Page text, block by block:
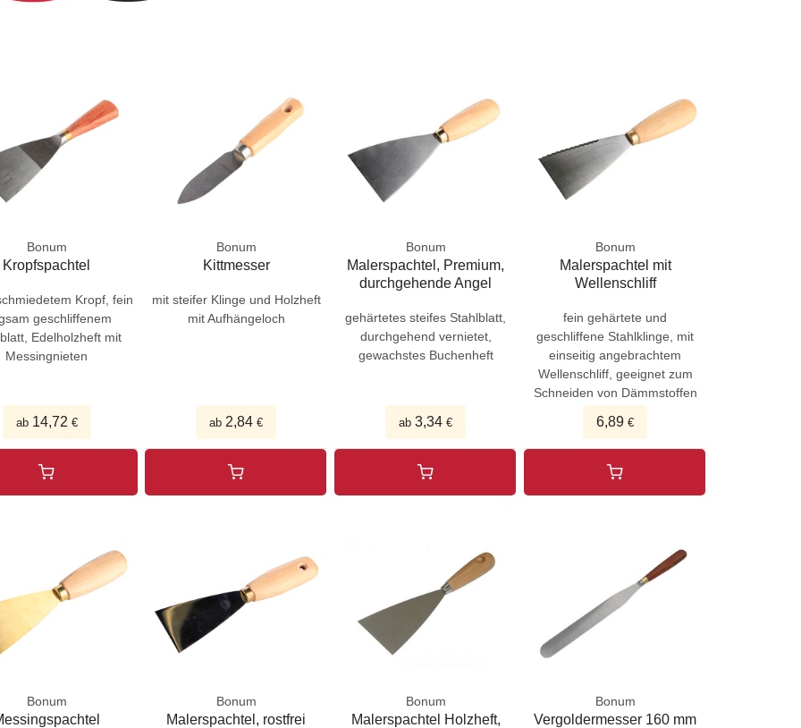
Bonum
Kropfspachtel
Kropf, fein
geschliffenem
Edelholzheft mit
Messingnieten
ab 14,72 €
Bonum
Kittmesser
mit steifer Klinge und Holzheft
mit Aufhängeloch
ab 2,84 €
Bonum
Malerspachtel, Premium,
durchgehende Angel
gehärtetes steifes Stahlblatt,
durchgehend vernietet,
gewachstes Buchenheft
ab3,34 €
Bonum
Malerspachtel mit
Wellenschliff
fein gehärtete und
geschliffene Stahlklinge, mit
einseitig angebrachtem
Wellenschliff, geeignet zum
Schneiden von Dämmstoffen
6,89 €
Bonum Bonum
Malerspachtel, rostfrei
Bonum
Malerspachtel Holzheft,
Bonum
Vergoldermesser 160 mm